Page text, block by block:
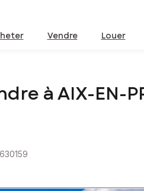
Vendre Louer
à AIX-EN-